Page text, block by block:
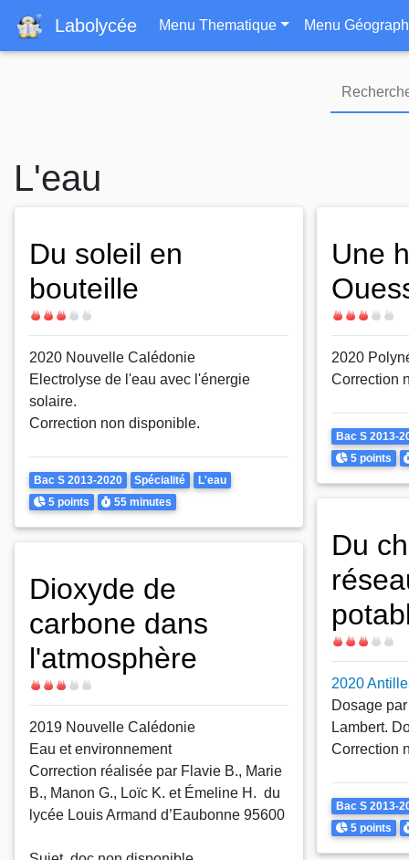
Labolycée Navigation
Menu Thematique Menu
L'eau
Du soleil en
bouteille
Difficulté
2020 Nouvelle Calédonie
Electrolyse de l'eau avec l'énergie
solaire.
Correction non disponible.
Theme
Bac S 2013-2020 Spécialité L'eau
Points
5 points Durée
55 minutes
Une
Difficulté
2020
Correction
Theme
Bac S 2013-
Points
5 points
Du
Difficulté
2020
Dosage
Lambert.
Correction
Theme
Bac S 2013-
Points
5 points
Dioxyde de
carbone dans
l'atmosphère
Difficulté
2019 Nouvelle Calédonie
Eau et environnement
Correction réalisée par Flavie B., Marie
B., Manon G., Loïc K. et Émeline H. du
lycée Louis Armand d’Eaubonne 95600